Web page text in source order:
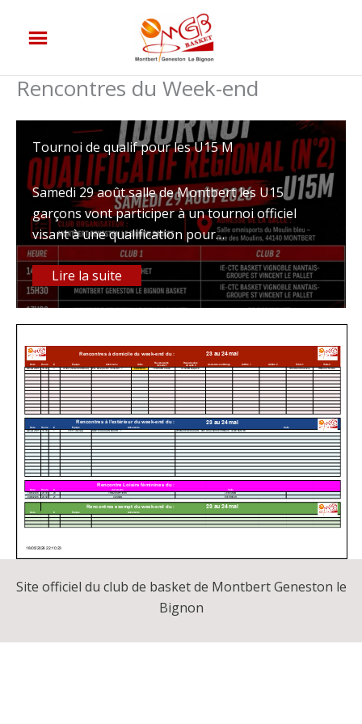
Rencontres du Week-end
Tournoi de qualif pour les U15 M
Samedi 29 août salle de Montbert les U15
garçons vont participer à un tournoi officiel
visant à une qualification pour…
Lire la suite
Site officiel du club de basket de Montbert Geneston le
Bignon